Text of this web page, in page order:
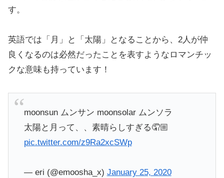
す。
英語では「月」と「太陽」となることから、2人が仲
良くなるのは必然だったことを表すようなロマンチッ
クな意味も持っています！
moonsun ムンサン moonsolar ムンソラ
太陽と月って、、素晴らしすぎる🤦🏼
pic.twitter.com/z9Ra2xcSWp
— eri (@emoosha_x) January 25, 2020